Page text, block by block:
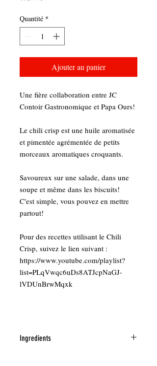
Quantité *
Ajouter au panier
Une fière collaboration entre JC
Contoir Gastronomique et Papa Ours!
Le chili crisp est une huile aromatisée
et pimentée agrémentée de petits
morceaux aromatiques croquants.
Savoureux sur une salade, dans une
soupe et même dans les biscuits!
C'est simple, vous pouvez en mettre
partout!
Pour des recettes utilisant le Chili
Crisp, suivez le lien suivant :
https://www.youtube.com/playlist?
list=PLqVwqc6uDs8ATJcpNaGJ-
lVDUnBrwMqxk
Ingredients